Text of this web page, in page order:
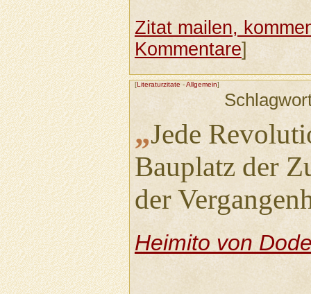
Zitat mailen,
Kommentare]
[Literaturzitate -Allgemein]
„Jede
Bauplatz der
der
Heimito von